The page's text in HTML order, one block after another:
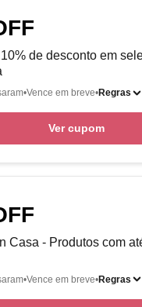
de desconto em
Vence em breve Regras
Ver cupom
Casa - Produtos com
Vence em breve Regras